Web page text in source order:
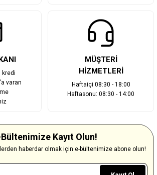
kredi
varan
MÜŞTERİ
HİZMETLERİ
Haftaiçi 08:30 - 18:00
Haftasonu: 08:30 - 14:00
Bültenimize Kayıt Olun!
haberdar olmak için e-bültenimize abone olun!